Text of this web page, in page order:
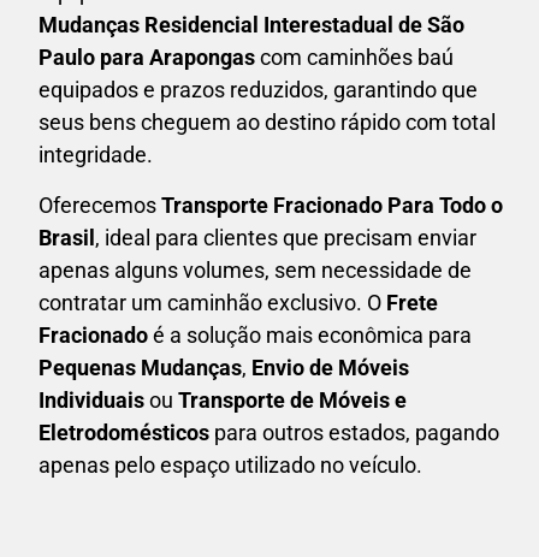
Mudanças Residencial Interestadual de São
Paulo para Arapongascom caminhões baú
equipados e prazos reduzidos, garantindo que
seus bens cheguem ao destino rápido com total
integridade.
OferecemosTransporte Fracionado Para Todo o
Brasil, ideal para clientes que precisam enviar
apenas alguns volumes, sem necessidade de
contratar um caminhão exclusivo. O Frete
Fracionadoé a solução mais econômica para
Pequenas Mudanças, Envio de Móveis
Individuaisou Transporte de Móveis e
Eletrodomésticos para outros estados, pagando
apenas pelo espaço utilizado no veículo.